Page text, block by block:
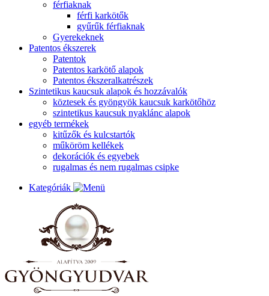
férfiaknak
férfi karkötők
gyűrűk férfiaknak
Gyerekeknek
Patentos ékszerek
Patentok
Patentos karkötő alapok
Patentos ékszeralkatrészek
Szintetikus kaucsuk alapok és hozzávalók
köztesek és gyöngyök kaucsuk karkötőhöz
szintetikus kaucsuk nyaklánc alapok
egyéb termékek
kitűzők és kulcstartók
műköröm kellékek
dekorációk és egyebek
rugalmas és nem rugalmas csipke
Kategóriák